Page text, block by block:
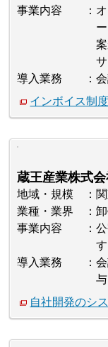
事業内容
導入業務
インボイス制
蔵王産業株式
地域・規模
業種・業界
事業内容
導入業務
自社開発のシ